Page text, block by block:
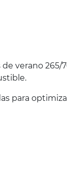
verano 265/
para